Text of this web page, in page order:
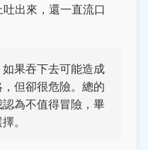
出來，還一直流口
果吞下去可能造成
但卻很危險。總的
為不值得冒險，畢
。